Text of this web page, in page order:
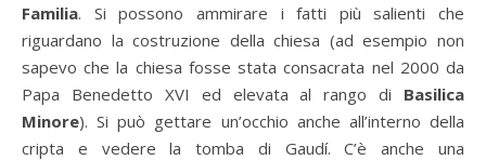
Familia. Si possono ammirare i fatti più salienti che
riguardano la costruzione della chiesa (ad esempio non
sapevo che la chiesa fosse stata consacrata nel 2000 da
Papa Benedetto XVI ed elevata al rango di Basilica
Minore). Si può gettare un’occhio anche all’interno della
cripta e vedere la tomba di Gaudí. C’è anche una